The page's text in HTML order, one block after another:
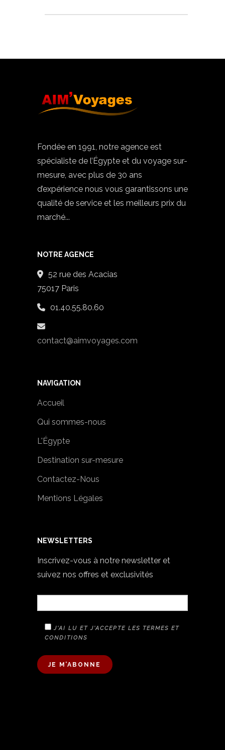
Fondée en 1991, notre agence est
spécialiste de l’Égypte et du voyage sur-
mesure, avec plus de 30 ans
d’expérience nous vous garantissons une
qualité de service et les meilleurs prix du
marché...
NOTRE AGENCE
52 rue des Acacias
75017 Paris
01.40.55.80.60
contact@aimvoyages.com
NAVIGATION
Accueil
Qui sommes-nous
L'Égypte
Destination sur-mesure
Contactez-Nous
Mentions Légales
NEWSLETTERS
Inscrivez-vous à notre newsletter et
suivez nos offres et exclusivités
J'AI LU ET J'ACCEPTE LES TERMES ET
CONDITIONS